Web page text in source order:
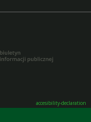
accesibility-declaration